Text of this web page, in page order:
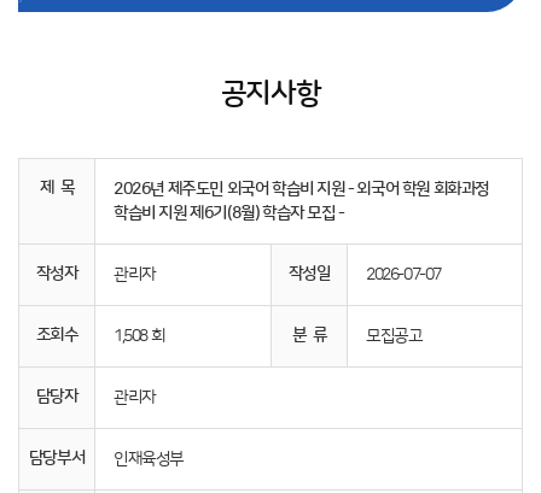
공지사항
제 목
2026년 제주도민 외국어 학습비 지원 - 외국어 학원 회화과정
학습비 지원 제6기(8월) 학습자 모집 -
작성자 관리자 작성일 2026-07-07
조회수 1,508 회 분 류 모집공고
담당자 관리자
담당부서 인재육성부